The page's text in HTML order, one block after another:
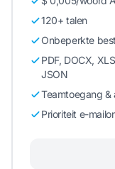
120+ talen
Onbeperkte
PDF, DOCX,
JSON
Teamtoegang &
Prioriteit e-